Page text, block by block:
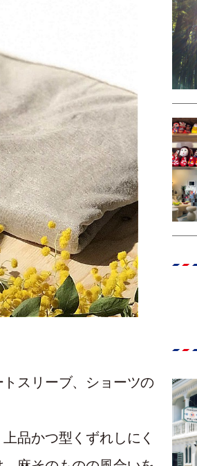
スリーブ、ショーツの
品かつ型くずれしにく